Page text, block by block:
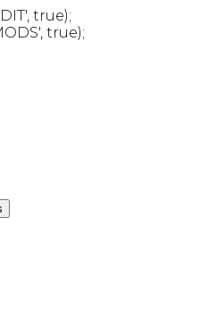
true);
true);